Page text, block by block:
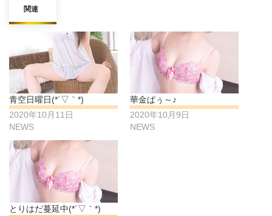
関連
青空日曜日(*´▽｀*)
2020年10月11日
NEWS
華金ぱぅ～♪
2020年10月9日
NEWS
とりはだ蔓延中(*´▽｀*)